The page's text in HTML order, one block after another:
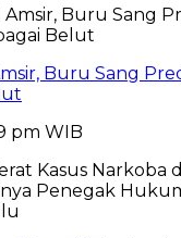
Buru Sang
pm WIB